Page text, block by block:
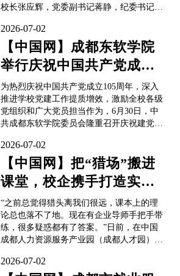
校长张应辉，党委副书记蒋静，纪委书记任
利明，党委委员、党委组织部部长黄嘉庆出
席大会，学校师生党员代表参加了本次大
会。大会由蒋静主持。会上，黄嘉庆宣读了
《中共成都东软学院...
2026-07-02
【中国网】成都东软学院
举行庆祝中国共产党成立
105周年暨2026年度“两优
一...
为热烈庆祝中国共产党成立105周年，深入
推进学校党建工作提质增效，激励全校各级
党组织和广大党员担当作为，6月30日，中
共成都东软学院委员会隆重召开庆祝建党
学校党委书记赖廷谦，党委副书记、校长张
应辉，党委副书记蒋静，纪委书记任湘云，
党委委员、副校长张兵、陈旭辉、蒋利明，
党委委员、党...
2026-07-02
【中国网】把“猎场”搬进
课堂，校企携手打造实战
训练营
“之前总觉得猎头离我们很远，课本上的理
论总也落不了地。现在有企业导师手把手带
练，很多疑惑都有了答案。”日前，在中国
成都人力资源服务产业园（成都人才园）
下简称学院）大二学生张佳一边翻看实训笔
2026-07-02